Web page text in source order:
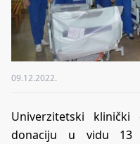
09.12.2022.
Univerzitetski
donaciju u vidu 13